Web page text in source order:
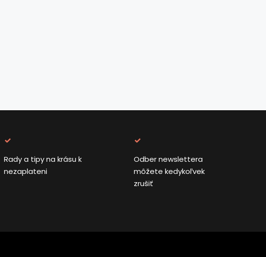
Rady a tipy na krásu k
nezaplateni
Odber newslettera
môžete kedykoľvek
zrušiť